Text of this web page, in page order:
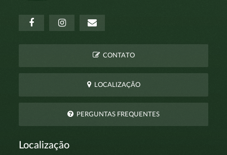
CONTATO
LOCALIZAÇÃO
PERGUNTAS FREQUENTES
Localização